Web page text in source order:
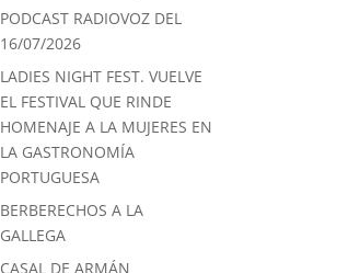
PODCAST RADIOVOZ DEL
16/07/2026
LADIES NIGHT FEST. VUELVE
EL FESTIVAL QUE RINDE
HOMENAJE A LA MUJERES EN
LA GASTRONOMÍA
PORTUGUESA
BERBERECHOS A LA
GALLEGA
CASAL DE ARMÁN